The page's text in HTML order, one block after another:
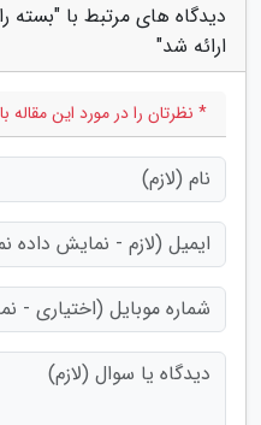
دیدگاه های مرتبط با "بسته
ارائه شد"
* نظرتان را در مورد این مقاله